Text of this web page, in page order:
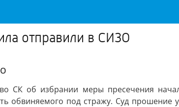
отправили в СИЗО
СК об избрании меры пресечения
обвиняемого под стражу. Суд